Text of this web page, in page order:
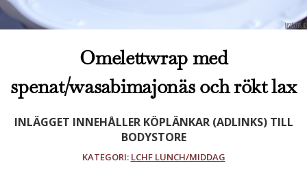
Omelettwrap med
spenat/wasabimajonäs och rökt lax
INLÄGGET INNEHÅLLER KÖPLÄNKAR (ADLINKS) TILL
BODYSTORE
KATEGORI: LCHF LUNCH/MIDDAG